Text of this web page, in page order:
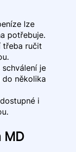
lze
potřebuje.
třeba ručit
je
několika
i
MD